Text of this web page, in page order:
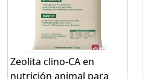
Zeolita clino-CA en
nutrición animal para